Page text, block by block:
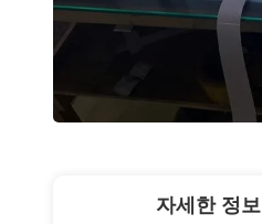
자세한 정보